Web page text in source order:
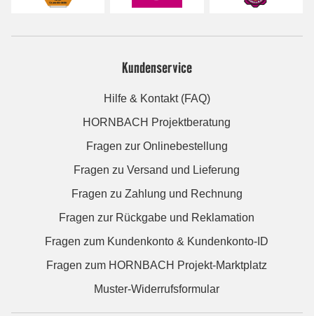
Kundenservice
Hilfe & Kontakt (FAQ)
HORNBACH Projektberatung
Fragen zur Onlinebestellung
Fragen zu Versand und Lieferung
Fragen zu Zahlung und Rechnung
Fragen zur Rückgabe und Reklamation
Fragen zum Kundenkonto & Kundenkonto-ID
Fragen zum HORNBACH Projekt-Marktplatz
Muster-Widerrufsformular